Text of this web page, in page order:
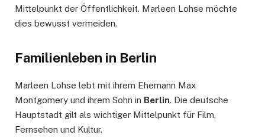
Mittelpunkt der Öffentlichkeit. Marleen Lohse möchte
dies bewusst vermeiden.
Familienleben in Berlin
Marleen Lohse lebt mit ihrem Ehemann Max
Montgomery und ihrem Sohn in Berlin. Die deutsche
Hauptstadt gilt als wichtiger Mittelpunkt für Film,
Fernsehen und Kultur.